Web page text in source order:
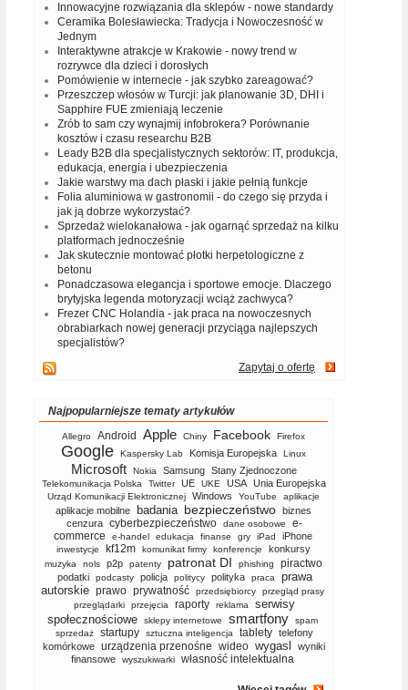
Innowacyjne rozwiązania dla sklepów - nowe standardy
Ceramika Bolesławiecka: Tradycja i Nowoczesność w
Jednym
Interaktywne atrakcje w Krakowie - nowy trend w
rozrywce dla dzieci i dorosłych
Pomówienie w internecie - jak szybko zareagować?
Przeszczep włosów w Turcji: jak planowanie 3D, DHI i
Sapphire FUE zmieniają leczenie
Zrób to sam czy wynajmij infobrokera? Porównanie
kosztów i czasu researchu B2B
Leady B2B dla specjalistycznych sektorów: IT, produkcja,
edukacja, energia i ubezpieczenia
Jakie warstwy ma dach płaski i jakie pełnią funkcje
Folia aluminiowa w gastronomii - do czego się przyda i
jak ją dobrze wykorzystać?
Sprzedaż wielokanałowa - jak ogarnąć sprzedaż na kilku
platformach jednocześnie
Jak skutecznie montować płotki herpetologiczne z
betonu
Ponadczasowa elegancja i sportowe emocje. Dlaczego
brytyjska legenda motoryzacji wciąż zachwyca?
Frezer CNC Holandia - jak praca na nowoczesnych
obrabiarkach nowej generacji przyciąga najlepszych
specjalistów?
Zapytaj o ofertę
Najpopularniejsze tematy artykułów
Allegro Android Apple Chiny Facebook Firefox
Google Kaspersky Lab Komisja Europejska Linux
Microsoft Nokia Samsung Stany Zjednoczone
Telekomunikacja Polska Twitter UE UKE USA Unia Europejska
Urząd Komunikacji Elektronicznej Windows YouTube aplikacje
aplikacje mobilne badania bezpieczeństwo biznes
cenzura cyberbezpieczeństwo dane osobowe
e-
commerce
e-handel edukacja finanse gry iPad iPhone
inwestycje kf12m komunikat firmy konferencje konkursy
muzyka nols p2p patenty patronat DI phishing piractwo
podatki podcasty policja politycy polityka praca
prawa
autorskie prawo prywatność przedsiębiorcy
przegląd prasy
przeglądarki
przejęcia raporty reklama
serwisy
społecznościowe
sklepy internetowe smartfony
spam
sprzedaż
startupy sztuczna inteligencja tablety telefony
komórkowe
urządzenia przenośne wideo wygasl
wyniki
finansowe
wyszukiwarki własność intelektualna